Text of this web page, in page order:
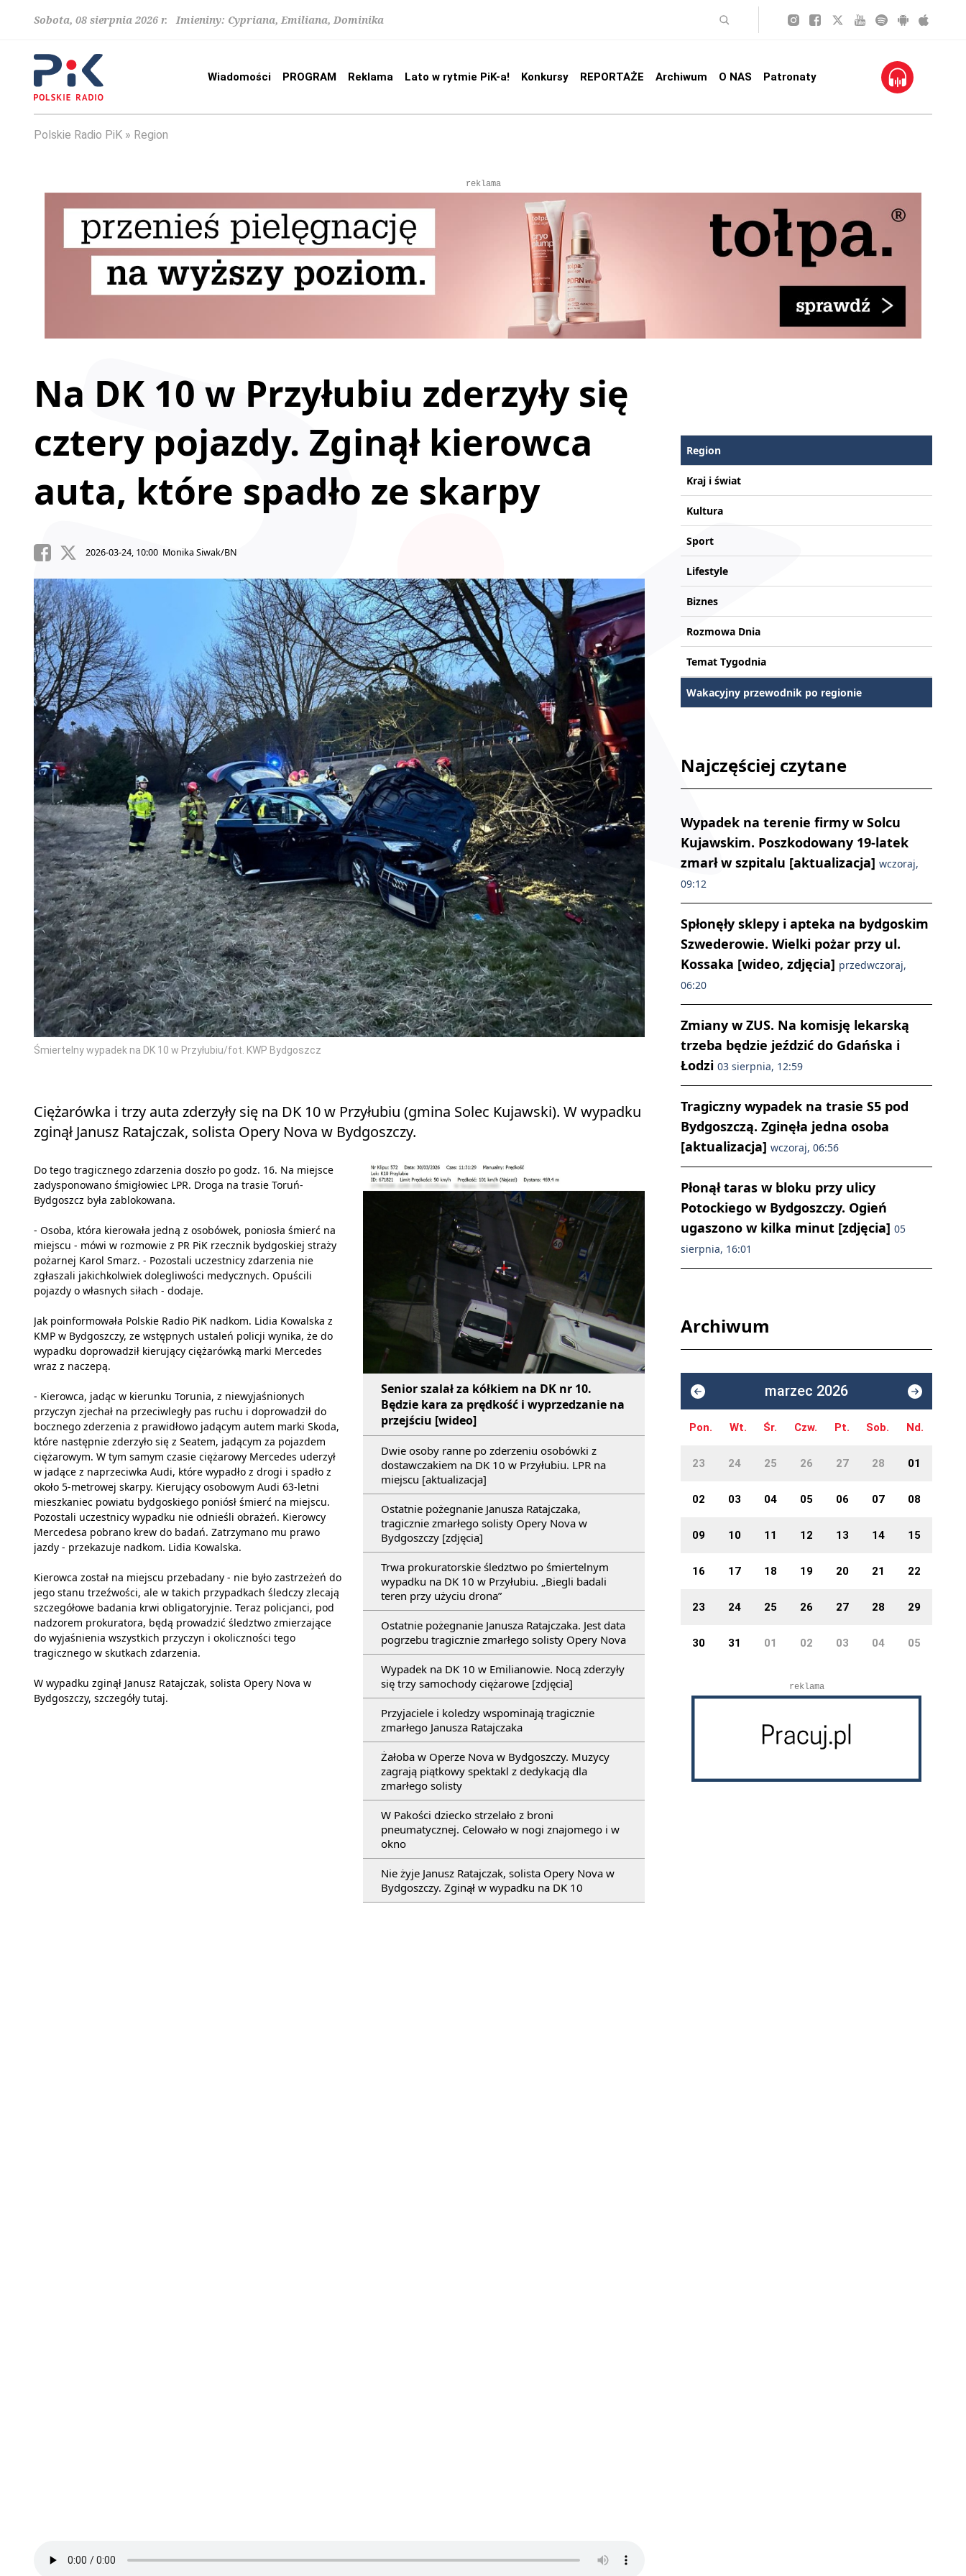
Sobota, 08 sierpnia 2026 r. Imieniny: Cypriana, Emiliana, Dominika
Wiadomości PROGRAM Reklama Lato w rytmie PiK-a! Konkursy REPORTAŻE Archiwum O NAS Patronaty
Polskie Radio PiK Region
reklama
Na DK 10 w Przyłubiu zderzyły się
cztery pojazdy. Zginął kierowca
auta, które spadło ze skarpy
2026-03-24, 10:00 Monika Siwak/BN
Śmiertelny wypadek na DK 10 w Przyłubiu/fot. KWP Bydgoszcz
Ciężarówka i trzy auta zderzyły się na DK 10 w Przyłubiu (gmina Solec Kujawski). W wypadku
zginął Janusz Ratajczak, solista Opery Nova w Bydgoszczy.
Senior szalał za kółkiem na DK nr 10.
Będzie kara za prędkość i wyprzedzanie na
przejściu [wideo]
Dwie osoby ranne po zderzeniu osobówki z
dostawczakiem na DK 10 w Przyłubiu. LPR na
miejscu [aktualizacja]
Ostatnie pożegnanie Janusza Ratajczaka,
tragicznie zmarłego solisty Opery Nova w
Bydgoszczy [zdjęcia]
Trwa prokuratorskie śledztwo po śmiertelnym
wypadku na DK 10 w Przyłubiu. „Biegli badali
teren przy użyciu drona”
Ostatnie pożegnanie Janusza Ratajczaka. Jest data
pogrzebu tragicznie zmarłego solisty Opery Nova
Wypadek na DK 10 w Emilianowie. Nocą zderzyły
się trzy samochody ciężarowe [zdjęcia]
Przyjaciele i koledzy wspominają tragicznie
zmarłego Janusza Ratajczaka
Żałoba w Operze Nova w Bydgoszczy. Muzycy
zagrają piątkowy spektakl z dedykacją dla
zmarłego solisty
W Pakości dziecko strzelało z broni
pneumatycznej. Celowało w nogi znajomego i w
okno
Nie żyje Janusz Ratajczak, solista Opery Nova w
Bydgoszczy. Zginął w wypadku na DK 10
Do tego tragicznego zdarzenia doszło po godz. 16. Na miejsce
zadysponowano śmigłowiec LPR. Droga na trasie Toruń-
Bydgoszcz była zablokowana.
- Osoba, która kierowała jedną z osobówek, poniosła śmierć na
miejscu - mówi w rozmowie z PR PiK rzecznik bydgoskiej straży
pożarnej Karol Smarz. - Pozostali uczestnicy zdarzenia nie
zgłaszali jakichkolwiek dolegliwości medycznych. Opuścili
pojazdy o własnych siłach - dodaje.
Jak poinformowała Polskie Radio PiK nadkom. Lidia Kowalska z
KMP w Bydgoszczy, ze wstępnych ustaleń policji wynika, że do
wypadku doprowadził kierujący ciężarówką marki Mercedes
wraz z naczepą.
- Kierowca, jadąc w kierunku Torunia, z niewyjaśnionych
przyczyn zjechał na przeciwległy pas ruchu i doprowadził do
bocznego zderzenia z prawidłowo jadącym autem marki Skoda,
które następnie zderzyło się z Seatem, jadącym za pojazdem
ciężarowym. W tym samym czasie ciężarowy Mercedes uderzył
w jadące z naprzeciwka Audi, które wypadło z drogi i spadło z
około 5-metrowej skarpy. Kierujący osobowym Audi 63-letni
mieszkaniec powiatu bydgoskiego poniósł śmierć na miejscu.
Pozostali uczestnicy wypadku nie odnieśli obrażeń. Kierowcy
Mercedesa pobrano krew do badań. Zatrzymano mu prawo
jazdy - przekazuje nadkom. Lidia Kowalska.
Kierowca został na miejscu przebadany - nie było zastrzeżeń do
jego stanu trzeźwości, ale w takich przypadkach śledczy zlecają
szczegółowe badania krwi obligatoryjnie. Teraz policjanci, pod
nadzorem prokuratora, będą prowadzić śledztwo zmierzające
do wyjaśnienia wszystkich przyczyn i okoliczności tego
tragicznego w skutkach zdarzenia.
W wypadku zginął Janusz Ratajczak, solista Opery Nova w
Bydgoszczy, szczegóły tutaj.
Region
Kraj i świat
Kultura
Sport
Lifestyle
Biznes
Rozmowa Dnia
Temat Tygodnia
Wakacyjny przewodnik po regionie
Najczęściej czytane
Wypadek na terenie firmy w Solcu
Kujawskim. Poszkodowany 19-latek
zmarł w szpitalu [aktualizacja] wczoraj,
09:12
Spłonęły sklepy i apteka na bydgoskim
Szwederowie. Wielki pożar przy ul.
Kossaka [wideo, zdjęcia] przedwczoraj,
06:20
Zmiany w ZUS. Na komisję lekarską
trzeba będzie jeździć do Gdańska i
Łodzi 03 sierpnia, 12:59
Tragiczny wypadek na trasie S5 pod
Bydgoszczą. Zginęła jedna osoba
[aktualizacja] wczoraj, 06:56
Płonął taras w bloku przy ulicy
Potockiego w Bydgoszczy. Ogień
ugaszono w kilka minut [zdjęcia] 05
sierpnia, 16:01
Archiwum
marzec 2026
Pon. Wt. Śr. Czw. Pt. Sob. Nd.
23 24 25 26 27 28 01
02 03 04 05 06 07 08
09 10 11 12 13 14 15
16 17 18 19 20 21 22
23 24 25 26 27 28 29
30 31 01 02 03 04 05
reklama